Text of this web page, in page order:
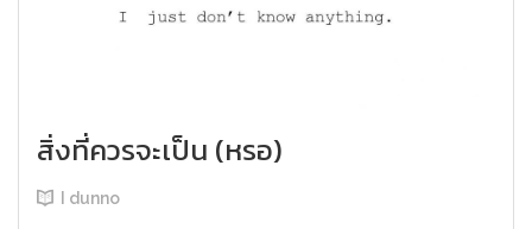
สิ่งที่ควรจะเป็น (หรอ)
I dunno